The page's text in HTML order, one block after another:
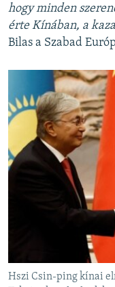
hogy minden
érte Kínában, a
Bilas a Szabad
Hszi Csin-ping kínai